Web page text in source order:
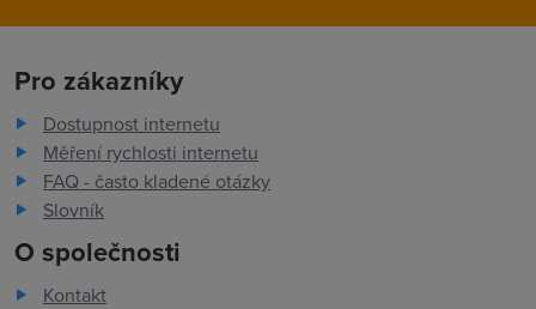
Pro zákazníky
Dostupnost internetu
Měření rychlosti internetu
FAQ - často kladené otázky
Slovník
O společnosti
Kontakt